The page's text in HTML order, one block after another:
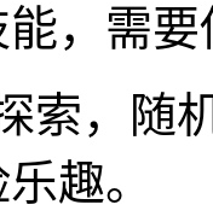
，需
索，随
趣。